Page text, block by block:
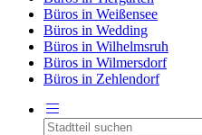
Büros in Weißensee
Büros in Wedding
Büros in Wilhelmsruh
Büros in Wilmersdorf
Büros in Zehlendorf